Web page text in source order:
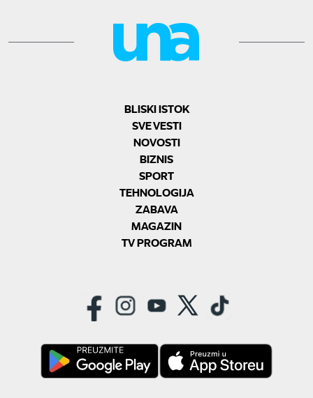
BLISKI ISTOK
SVE VESTI
NOVOSTI
BIZNIS
SPORT
TEHNOLOGIJA
ZABAVA
MAGAZIN
TV PROGRAM